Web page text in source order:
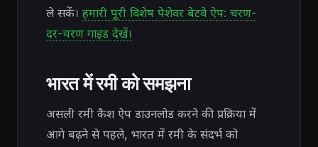
ले सकें। हमारी पूरी विशेष पेशेवर बेटवे ऐप: चरण-
दर-चरण गाइड देखें।
भारत में रमी को समझना
असली रमी कैश ऐप डाउनलोड करने की प्रक्रिया में
आगे बढ़ने से पहले, भारत में रमी के संदर्भ को